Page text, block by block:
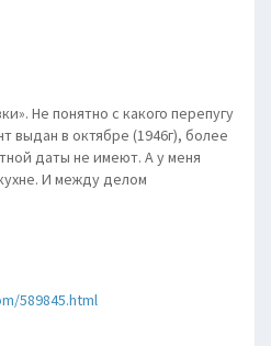
Не понятно с какого перепугу
выдан в октябре (1946г), более
даты не имеют. А у меня
И между делом
589845.html